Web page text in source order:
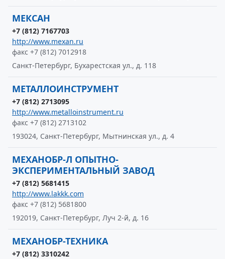
МЕКСАН
+7 (812) 7167703
http://www.mexan.ru
факс +7 (812) 7012918
Санкт-Петербург, Бухарестская ул., д. 118
МЕТАЛЛОИНСТРУМЕНТ
+7 (812) 2713095
http://www.metalloinstrument.ru
факс +7 (812) 2713102
193024, Санкт-Петербург, Мытнинская ул., д. 4
МЕХАНОБР-Л ОПЫТНО-
ЭКСПЕРИМЕНТАЛЬНЫЙ ЗАВОД
+7 (812) 5681415
http://www.lakkk.com
факс +7 (812) 5681800
192019, Санкт-Петербург, Луч 2-й, д. 16
МЕХАНОБР-ТЕХНИКА
+7 (812) 3310242